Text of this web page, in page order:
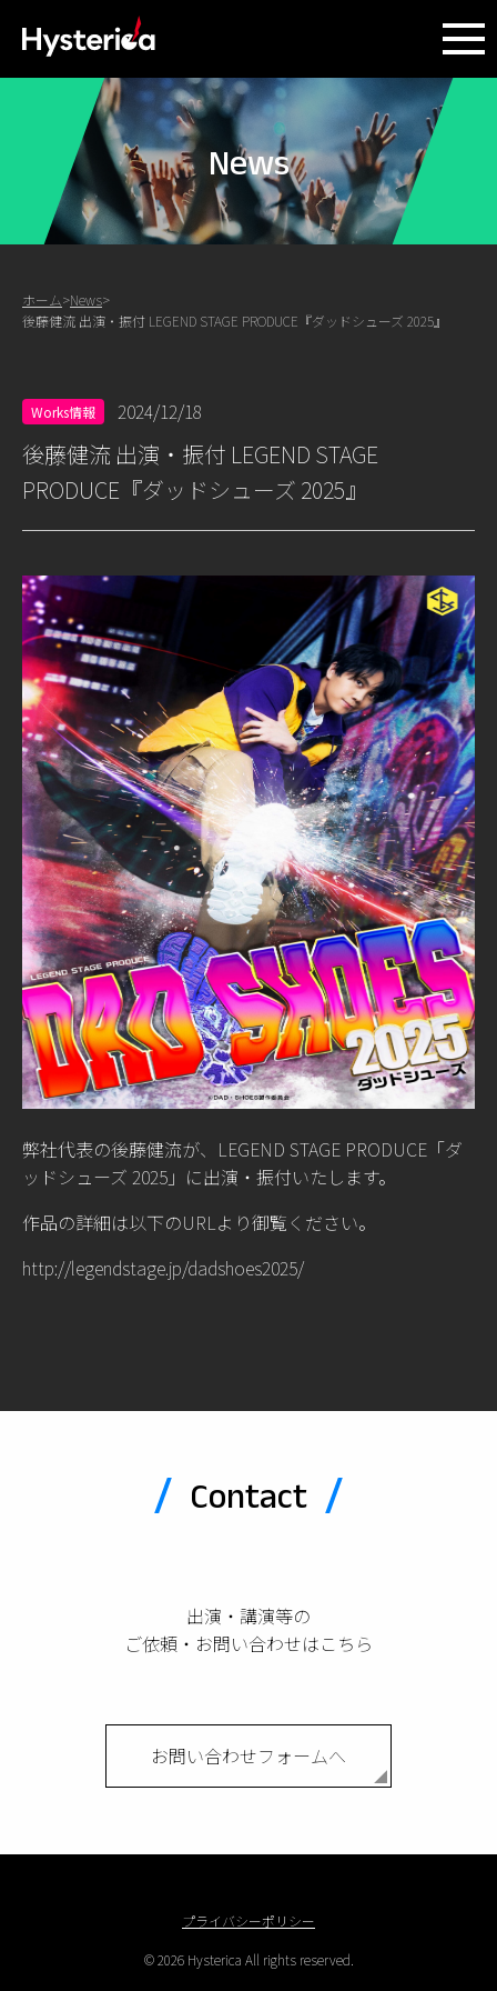
News
ホーム>News>
後藤健流 出演・振付 LEGEND STAGE PRODUCE『ダッドシューズ 2025』
Works情報 2024/12/18
後藤健流 出演・振付 LEGEND STAGE
PRODUCE『ダッドシューズ 2025』
弊社代表の後藤健流が、LEGEND STAGE PRODUCE「ダ
ッドシューズ 2025」に出演・振付いたします。
作品の詳細は以下のURLより御覧ください。
http://legendstage.jp/dadshoes2025/
Contact
出演・講演等の
ご依頼・お問い合わせはこちら
お問い合わせフォームへ
プライバシーポリシー
© 2026 Hysterica All rights reserved.